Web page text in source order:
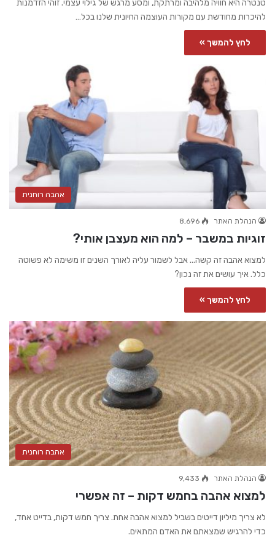
טנטרה היא חוויה מלהיבה ומרתקת, ומסע מרגש של גילוי עצמי. זוהי הזדמנות
להיכרות מחודשת עם מקורות העוצמה החיונית שלנו בכל…
לחץ להמשך »
אהבה רוחנית
הנהלת האתר 8,696
זוגיות במשבר – למה הוא מעצבן אותי?
למצוא אהבה זה קשה... אבל לשמור עליה לאורך השנים זו משימה לא פשוטה
כלל. איך עושים את זה נכון?
לחץ להמשך »
אהבה רוחנית
הנהלת האתר 9,433
למצוא אהבה בחמש דקות – זה אפשרי
לא צריך מיליון דייטים בשביל למצוא אהבה אחת. צריך חמש דקות, בדייט אחד,
כדי להרגיש שמצאתם את האדם המתאים.